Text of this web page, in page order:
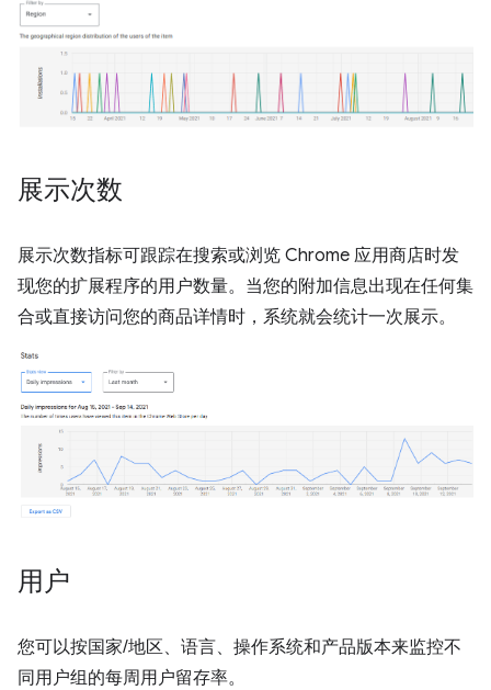
展示次数
展示次数指标可跟踪在搜索或浏览 Chrome 应用商店时发
现您的扩展程序的用户数量。当您的附加信息出现在任何集
合或直接访问您的商品详情时，系统就会统计一次展示。
用户
您可以按国家/地区、语言、操作系统和产品版本来监控不
同用户组的每周用户留存率。